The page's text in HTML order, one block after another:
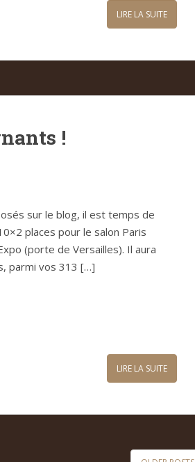
LIRE LA SUITE
!
sur le blog, il est temps de
places pour le salon Paris
(porte de Versailles). Il aura
parmi vos 313 […]
LIRE LA SUITE